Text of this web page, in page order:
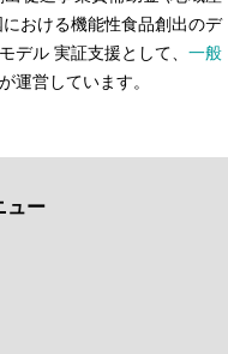
おける機能性食品創出のデ
デル 実証支援として、 一般
が運営しています。
ュー